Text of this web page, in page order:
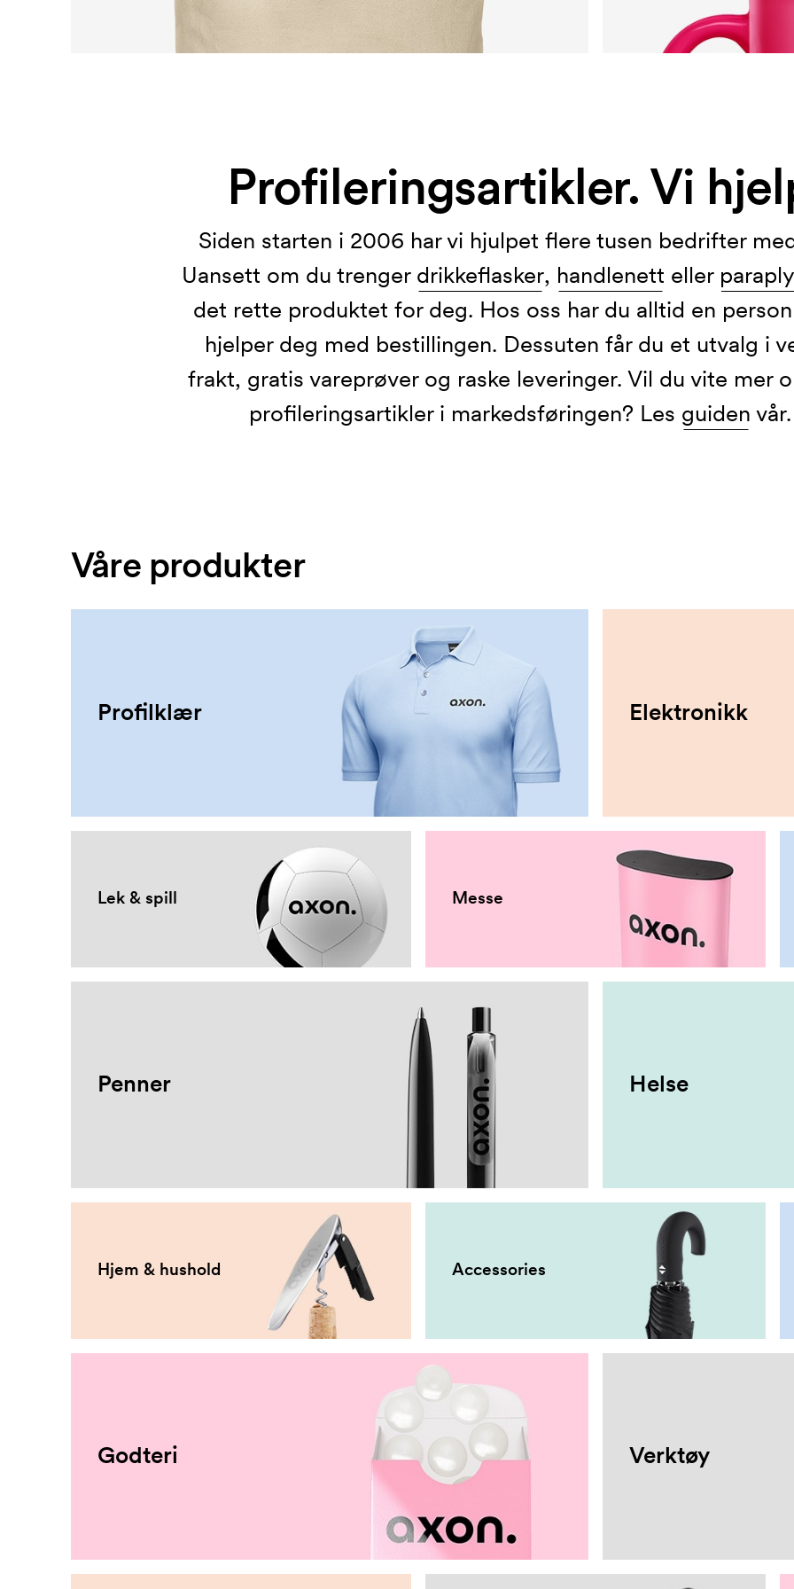
Profileringsartikler. Vi
Siden starten i 2006 har vi hjulpet flere tusen bedrifter
Uansett om du trenger drikkeflasker, handlenett eller
det rette produktet for deg. Hos oss har du alltid en
hjelper deg med bestillingen. Dessuten får du et utvalg i
frakt, gratis vareprøver og raske leveringer. Vil du vite mer
profileringsartikler i markedsføringen? Les guiden
Våre produkter
Profilklær Elektronikk
Lek & spill Messe
Penner Helse
Hjem & hushold Accessories
Godteri Verktøy